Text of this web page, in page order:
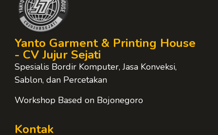
Yanto Garment & Printing House
- CV Jujur Sejati
Spesialis Bordir Komputer, Jasa Konveksi,
Sablon, dan Percetakan
Workshop Based on Bojonegoro
Kontak